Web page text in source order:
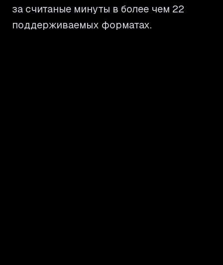
за считаные минуты в более чем 22
поддерживаемых форматах.